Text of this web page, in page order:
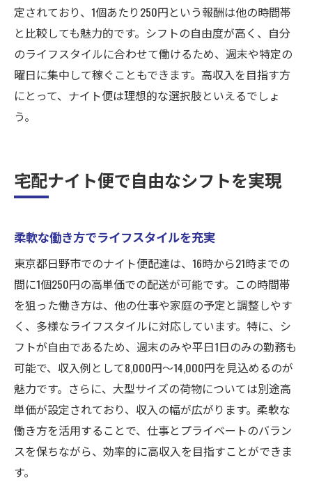
定されており、1個あたり250円という報酬は他の時間帯
と比較しても魅力的です。シフトの自由度が高く、自分
のライフスタイルに合わせて働けるため、週末や特定の
曜日に集中して稼ぐこともできます。高収入を目指す方
にとって、ナイト便は理想的な選択肢といえるでしょ
う。
宅配ナイト便で自由なシフトを実現
柔軟な働き方でライフスタイルを充実
東京都日野市でのナイト便配達は、16時から21時までの
間に1個250円の高単価での配送が可能です。この時間帯
を狙った働き方は、他の仕事や家庭の予定と調整しやす
く、多様なライフスタイルに対応しています。特に、シ
フトが自由であるため、週末のみや平日1日のみの勤務も
可能で、収入例として8,000円〜14,000円を見込めるのが
魅力です。さらに、大型サイズの荷物については別途高
単価が設定されており、収入の幅が広がります。柔軟な
働き方を活用することで、仕事とプライベートのバラン
スを保ちながら、効率的に高収入を目指すことができま
す。